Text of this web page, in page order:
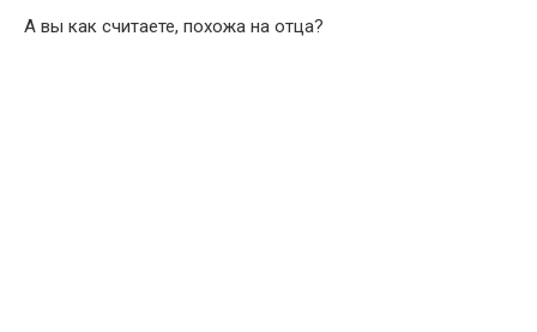
А вы как считаете, похожа на отца?